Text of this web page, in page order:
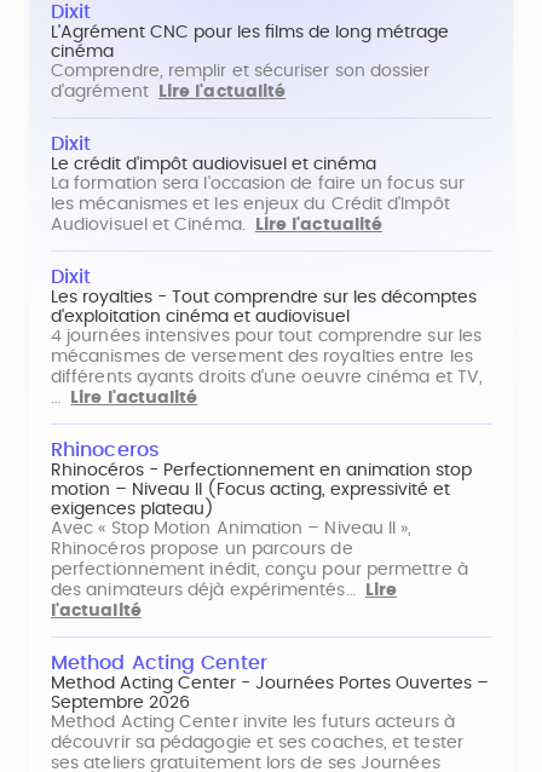
Dixit
L'Agrément CNC pour les films de long métrage
cinéma
Comprendre, remplir et sécuriser son dossier
d'agrément
Lire l'actualité
Dixit
Le crédit d'impôt audiovisuel et cinéma
La formation sera l'occasion de faire un focus sur
les mécanismes et les enjeux du Crédit d'Impôt
Audiovisuel et Cinéma.
Lire l'actualité
Dixit
Les royalties - Tout comprendre sur les décomptes
d'exploitation cinéma et audiovisuel
4 journées intensives pour tout comprendre sur les
mécanismes de versement des royalties entre les
différents ayants droits d'une oeuvre cinéma et TV,
Lire l'actualité
Rhinoceros
Rhinocéros - Perfectionnement en animation stop
motion – Niveau II (Focus acting, expressivité et
exigences plateau)
Avec « Stop Motion Animation – Niveau II »,
Rhinocéros propose un parcours de
perfectionnement inédit, conçu pour permettre à
des animateurs déjà expérimentés…
Lire
l'actualité
Method Acting Center
Method Acting Center - Journées Portes Ouvertes –
Septembre 2026
Method Acting Center invite les futurs acteurs à
découvrir sa pédagogie et ses coaches, et tester
ses ateliers gratuitement lors de ses Journées